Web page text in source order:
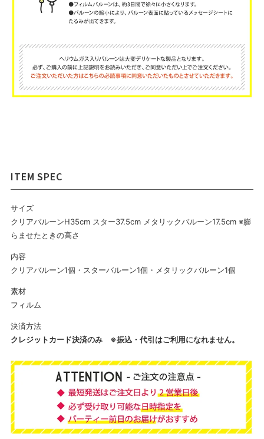
サイズ
クリアバルーンH35cm スター37.5cm メタリックバルーン17.5cm ※膨
らませたときの高さ
内容
クリアバルーン1個・スターバルーン1個・メタリックバルーン1個
素材
フィルム
決済方法
クレジットカード決済のみ ※振込・代引はご利用になれません。